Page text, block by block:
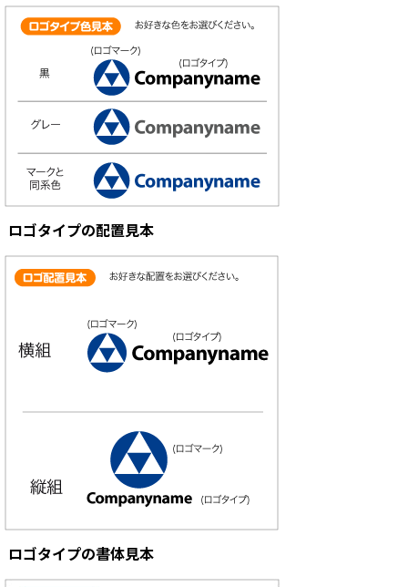
ロゴタイプの配置見本
ロゴタイプの書体見本